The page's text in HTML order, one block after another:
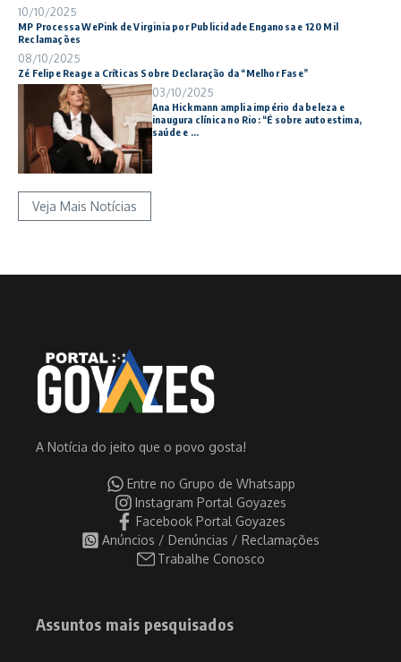
10/10/2025
MP Processa WePink de Virginia por Publicidade Enganosa e 120 Mil
Reclamações
08/10/2025
Zé Felipe Reage a Críticas Sobre Declaração da “Melhor Fase”
03/10/2025
Ana Hickmann amplia império da beleza e
inaugura clínica no Rio: “É sobre autoestima,
saúde e ...
Veja Mais Notícias
A Notícia do jeito que o povo gosta!
Entre no Grupo de Whatsapp
Instagram Portal Goyazes
Facebook Portal Goyazes
Anúncios / Denúncias / Reclamações
Trabalhe Conosco
Assuntos mais pesquisados